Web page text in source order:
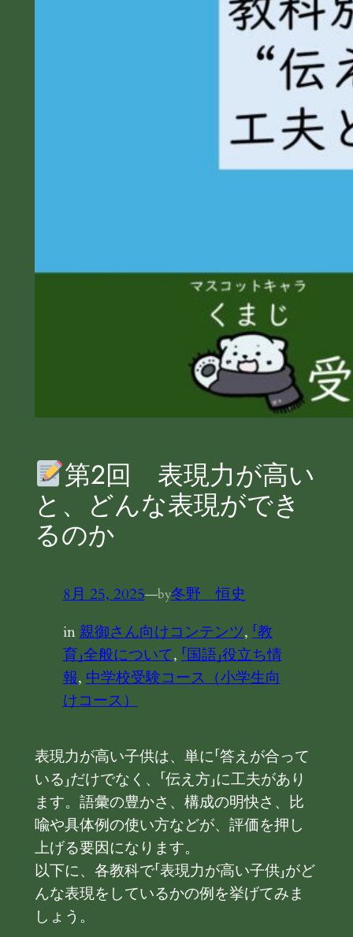
第2回 表現力が高い
と、どんな表現ができ
るのか
8月 25, 2025—by冬野 恒史
in親御さん向けコンテンツ, 「教
育」全般について, 「国語」役立ち情
報, 中学校受験コース（小学生向
けコース）
表現力が高い子供は、単に「答えが合って
いる」だけでなく、「伝え方」に工夫があり
ます。語彙の豊かさ、構成の明快さ、比
喩や具体例の使い方などが、評価を押し
上げる要因になります。
以下に、各教科で「表現力が高い子供」がど
んな表現をしているかの例を挙げてみま
しょう。